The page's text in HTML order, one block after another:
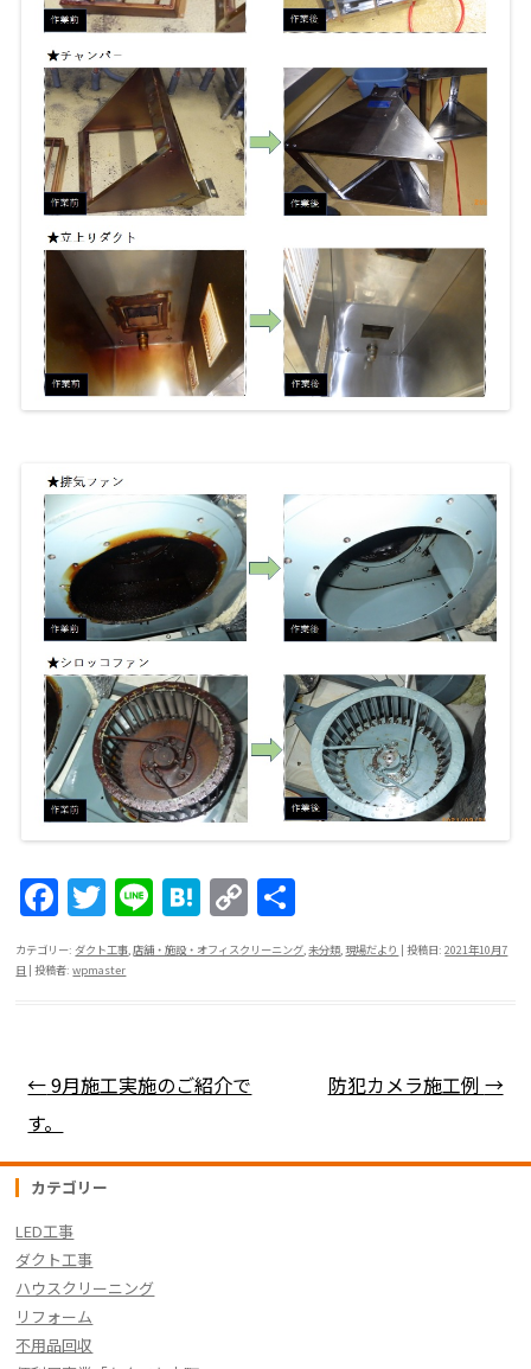
F
a
c
o
o
k
T
w
itt
Li
n
e
H
at
e
C
o
p
n
有
カテゴリー: ダクト工事 ,店舗・施設・オフィスクリーニング ,未分類 現場だより | 投稿日:2021年10月7
日 |投稿者:wpmaster
投稿ナビゲーション
←9月施工実施のご紹介で
す。
防犯カメラ施工例 →
カテゴリー
LED工事
ダクト工事
ハウスクリーニング
リフォーム
不用品回収